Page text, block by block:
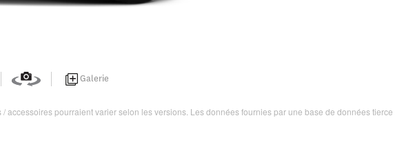
Galerie
accessoires pourraient varier selon les versions. Les données fournies par une base de données tierce